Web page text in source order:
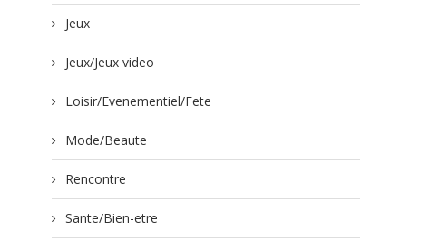
Jeux
Jeux/Jeux video
Loisir/Evenementiel/Fete
Mode/Beaute
Rencontre
Sante/Bien-etre